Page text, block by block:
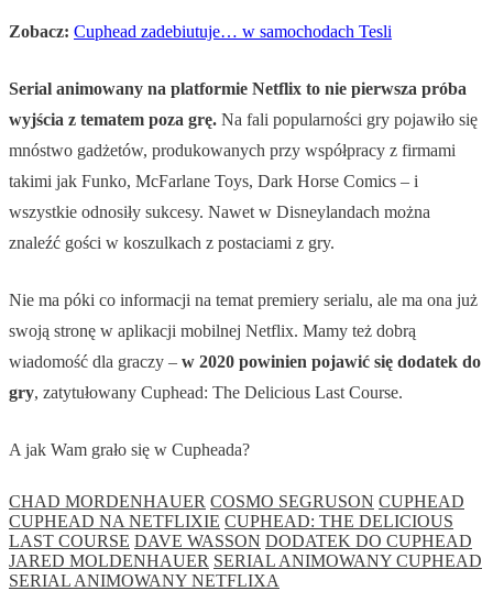
Zobacz: Cuphead zadebiutuje… w samochodach Tesli
Serial animowany na platformie Netflix to nie pierwsza próba
wyjścia z tematem poza grę. Na fali popularności gry pojawiło się
mnóstwo gadżetów, produkowanych przy współpracy z firmami
takimi jak Funko, McFarlane Toys, Dark Horse Comics – i
wszystkie odnosiły sukcesy. Nawet w Disneylandach można
znaleźć gości w koszulkach z postaciami z gry.
Nie ma póki co informacji na temat premiery serialu, ale ma ona już
swoją stronę w aplikacji mobilnej Netflix. Mamy też dobrą
wiadomość dla graczy – w 2020 powinien pojawić się dodatek do
gry, zatytułowany Cuphead: The Delicious Last Course.
A jak Wam grało się w Cupheada?
CHAD MORDENHAUER COSMO SEGRUSON CUPHEAD
CUPHEAD NA NETFLIXIE CUPHEAD: THE DELICIOUS
LAST COURSE DAVE WASSON DODATEK DO CUPHEAD
JARED MOLDENHAUER SERIAL ANIMOWANY CUPHEAD
SERIAL ANIMOWANY NETFLIXA